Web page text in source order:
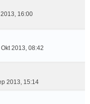
16:00
Okt 2013, 08:42
2013, 15:14